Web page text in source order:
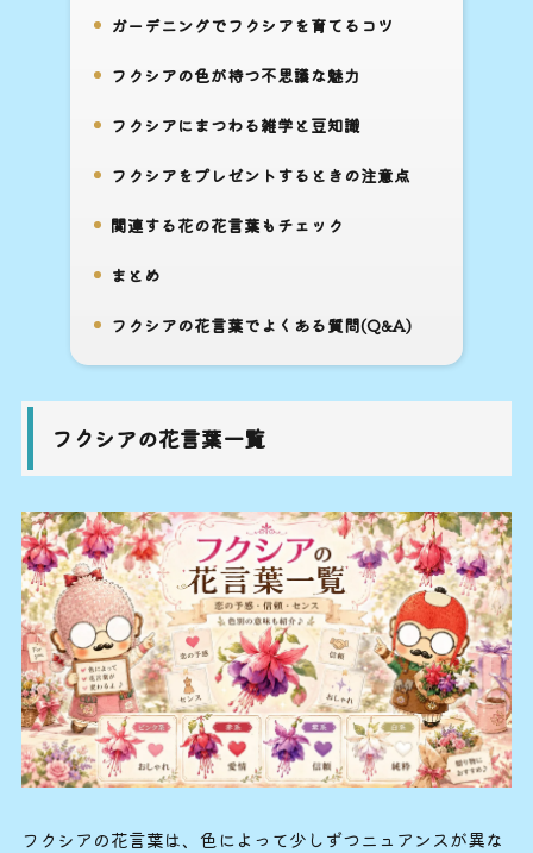
5.ガーデニングでフクシアを育てるコツ
6.フクシアの色が持つ不思議な魅力
7.フクシアにまつわる雑学と豆知識
8.
フクシアをプレゼントするときの注意点
9.
関連する花の花言葉もチェック
10.
まとめ
11.
フクシアの花言葉でよくある質問(Q&A)
フクシアの花言葉一覧
フクシアの花言葉は、色によって少しずつニュアンスが異な